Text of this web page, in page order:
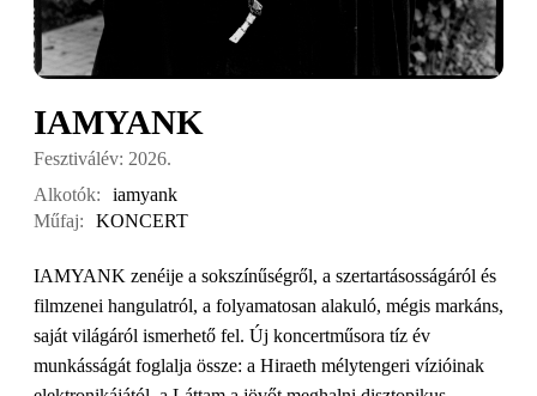
IAMYANK
Fesztiválév: 2026.
Alkotók:
iamyank
Műfaj:
KONCERT
IAMYANK zenéije a sokszínűségről, a szertartásosságáról és
filmzenei hangulatról, a folyamatosan alakuló, mégis markáns,
saját világáról ismerhető fel. Új koncertműsora tíz év
munkásságát foglalja össze: a Hiraeth mélytengeri vízióinak